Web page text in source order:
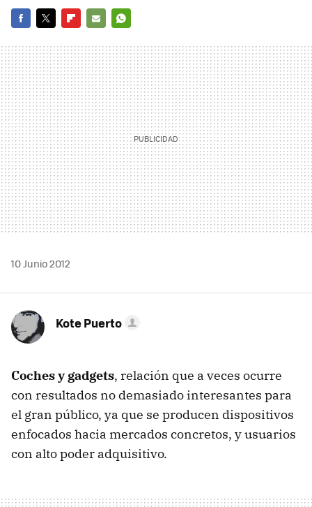
MAIL
10 Junio 2012
Kote Puerto
Coches y gadgets, relación que a veces ocurre
con resultados no demasiado interesantes para
el gran público, ya que se producen dispositivos
enfocados hacia mercados concretos, y usuarios
con alto poder adquisitivo.